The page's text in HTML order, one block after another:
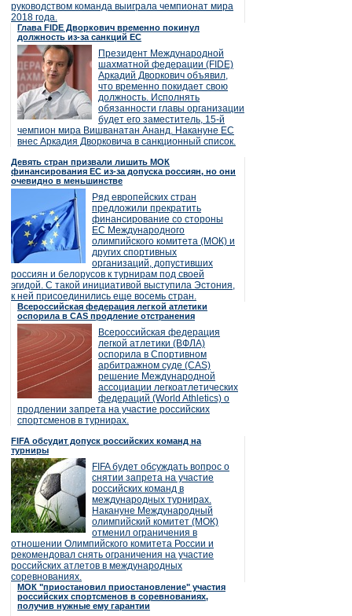
руководством команда выиграла чемпионат мира
2018 года.
Глава FIDE Дворкович временно покинул
должность из-за санкций ЕС
Президент Международной
шахматной федерации (FIDE)
Аркадий Дворкович объявил,
что временно покидает свою
должность. Исполнять
обязанности главы организации
будет его заместитель, 15-й
чемпион мира Вишванатан Ананд. Накануне ЕС
внес Аркадия Дворковича в санкционный список.
Девять стран призвали лишить МОК
финансирования ЕС из-за допуска россиян, но они
очевидно в меньшинстве
Ряд европейских стран
предложили прекратить
финансирование со стороны
ЕС Международного
олимпийского комитета (МОК) и
других спортивных
организаций, допустивших
россиян и белорусов к турнирам под своей
эгидой. С такой инициативой выступила Эстония,
к ней присоединились еще восемь стран.
Всероссийская федерация легкой атлетики
оспорила в CAS продление отстранения
Всероссийская федерация
легкой атлетики (ВФЛА)
оспорила в Спортивном
арбитражном суде (CAS)
решение Международной
ассоциации легкоатлетических
федераций (World Athletics) о
продлении запрета на участие российских
спортсменов в турнирах.
FIFA обсудит допуск российских команд на
турниры
FIFA будет обсуждать вопрос о
снятии запрета на участие
российских команд в
международных турнирах.
Накануне Международный
олимпийский комитет (МОК)
отменил ограничения в
отношении Олимпийского комитета России и
рекомендовал снять ограничения на участие
российских атлетов в международных
соревнованиях.
МОК "приостановил приостановление" участия
российских спортсменов в соревнованиях,
получив нужные ему гарантии